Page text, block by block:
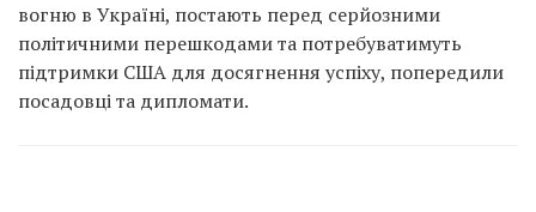
вогню в Україні, постають перед серйозними
політичними перешкодами та потребуватимуть
підтримки США для досягнення успіху, попередили
посадовці та дипломати.